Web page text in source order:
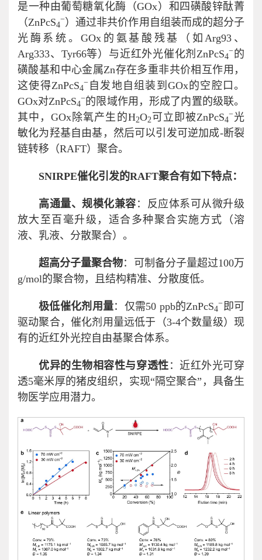
是一种由葡萄糖氧化酶（GOx）和四磺酸锌酞菁
（ZnPcS4
−）通过非共价作用自组装而成的超分子
光酶系统。GOx的氨基酸残基（如Arg93、
Arg333、Tyr66等）与近红外光催化剂ZnPcS4
− 的
磺酸基和中心金属Zn存在多重非共价相互作用，
这使得ZnPcS4
−自发地自组装到GOx的空腔口。
GOx对ZnPcS4
−的限域作用，形成了内置的级联。
其中，GOx除氧产生的H2O2 可立即被ZnPcS4
−光
敏化为羟基自由基，然后可以引发可逆加成-断裂
链转移（RAFT）聚合。
SNIRPE催化引发的RAFT聚合有如下特点：
高通量、规模化兼容 ：反应体系可从微升级
放大至百毫升级，适合多种聚合实施方式（溶
液、乳液、分散聚合）。
超高分子量聚合物：可制备分子量超过100万
g/mol的聚合物，且结构精准、分散度低。
极低催化剂用量：仅需50 ppb的ZnPcS4
−即可
驱动聚合，催化剂用量远低于（3-4个数量级）现
有的近红外光控自由基聚合体系。
优异的生物相容性与穿透性 ：近红外光可穿
透5毫米厚的猪皮组织，实现“隔空聚合”，具备生
物医学应用潜力。